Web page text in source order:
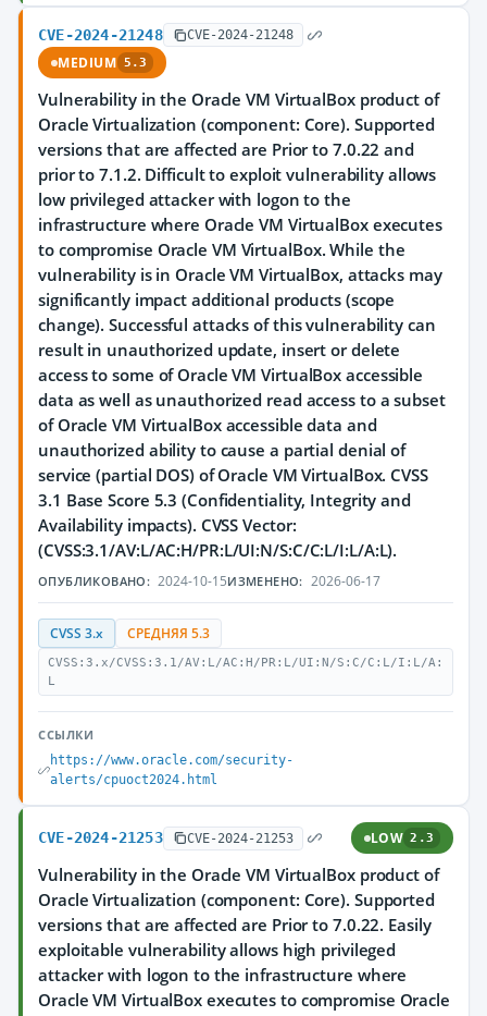
CVE-2024-21248 CVE-2024-21248
MEDIUM 5.3
Vulnerability in the Oracle VM VirtualBox product of
Oracle Virtualization (component: Core). Supported
versions that are affected are Prior to 7.0.22 and
prior to 7.1.2. Difficult to exploit vulnerability allows
low privileged attacker with logon to the
infrastructure where Oracle VM VirtualBox executes
to compromise Oracle VM VirtualBox. While the
vulnerability is in Oracle VM VirtualBox, attacks may
significantly impact additional products (scope
change). Successful attacks of this vulnerability can
result in unauthorized update, insert or delete
access to some of Oracle VM VirtualBox accessible
data as well as unauthorized read access to a subset
of Oracle VM VirtualBox accessible data and
unauthorized ability to cause a partial denial of
service (partial DOS) of Oracle VM VirtualBox. CVSS
3.1 Base Score 5.3 (Confidentiality, Integrity and
Availability impacts). CVSS Vector:
(CVSS:3.1/AV:L/AC:H/PR:L/UI:N/S:C/C:L/I:L/A:L).
ОПУБЛИКОВАНО: 2024-10-15ИЗМЕНЕНО: 2026-06-17
CVSS 3.x СРЕДНЯЯ 5.3
CVSS:3.x/CVSS:3.1/AV:L/AC:H/PR:L/UI:N/S:C/C:L/I:L/A:
L
ССЫЛКИ
https://www.oracle.com/security-
alerts/cpuoct2024.html
CVE-2024-21253 CVE-2024-21253 LOW 2.3
Vulnerability in the Oracle VM VirtualBox product of
Oracle Virtualization (component: Core). Supported
versions that are affected are Prior to 7.0.22. Easily
exploitable vulnerability allows high privileged
attacker with logon to the infrastructure where
Oracle VM VirtualBox executes to compromise Oracle